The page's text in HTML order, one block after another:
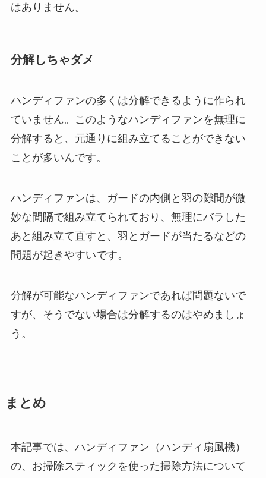
はありません。
分解しちゃダメ
ハンディファンの多くは分解できるように作られ
ていません。このようなハンディファンを無理に
分解すると、元通りに組み立てることができない
ことが多いんです。
ハンディファンは、ガードの内側と羽の隙間が微
妙な間隔で組み立てられており、無理にバラした
あと組み立て直すと、羽とガードが当たるなどの
問題が起きやすいです。
分解が可能なハンディファンであれば問題ないで
すが、そうでない場合は分解するのはやめましょ
う。
まとめ
本記事では、ハンディファン（ハンディ扇風機）
の、お掃除スティックを使った掃除方法について